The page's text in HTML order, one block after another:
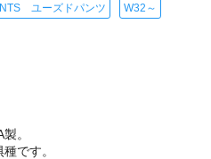
ユーズドパンツ W32～
。
です。